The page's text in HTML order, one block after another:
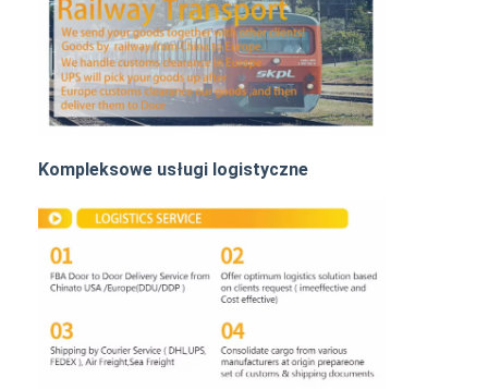
Transport ciężarowy
Usługa magazynowania
Kompleksowe usługi logistyczne